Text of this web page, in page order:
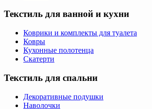
Текстиль для ванной и кухни
Коврики и комплекты для туалета
Ковры
Кухонные полотенца
Скатерти
Текстиль для спальни
Декоративные подушки
Наволочки